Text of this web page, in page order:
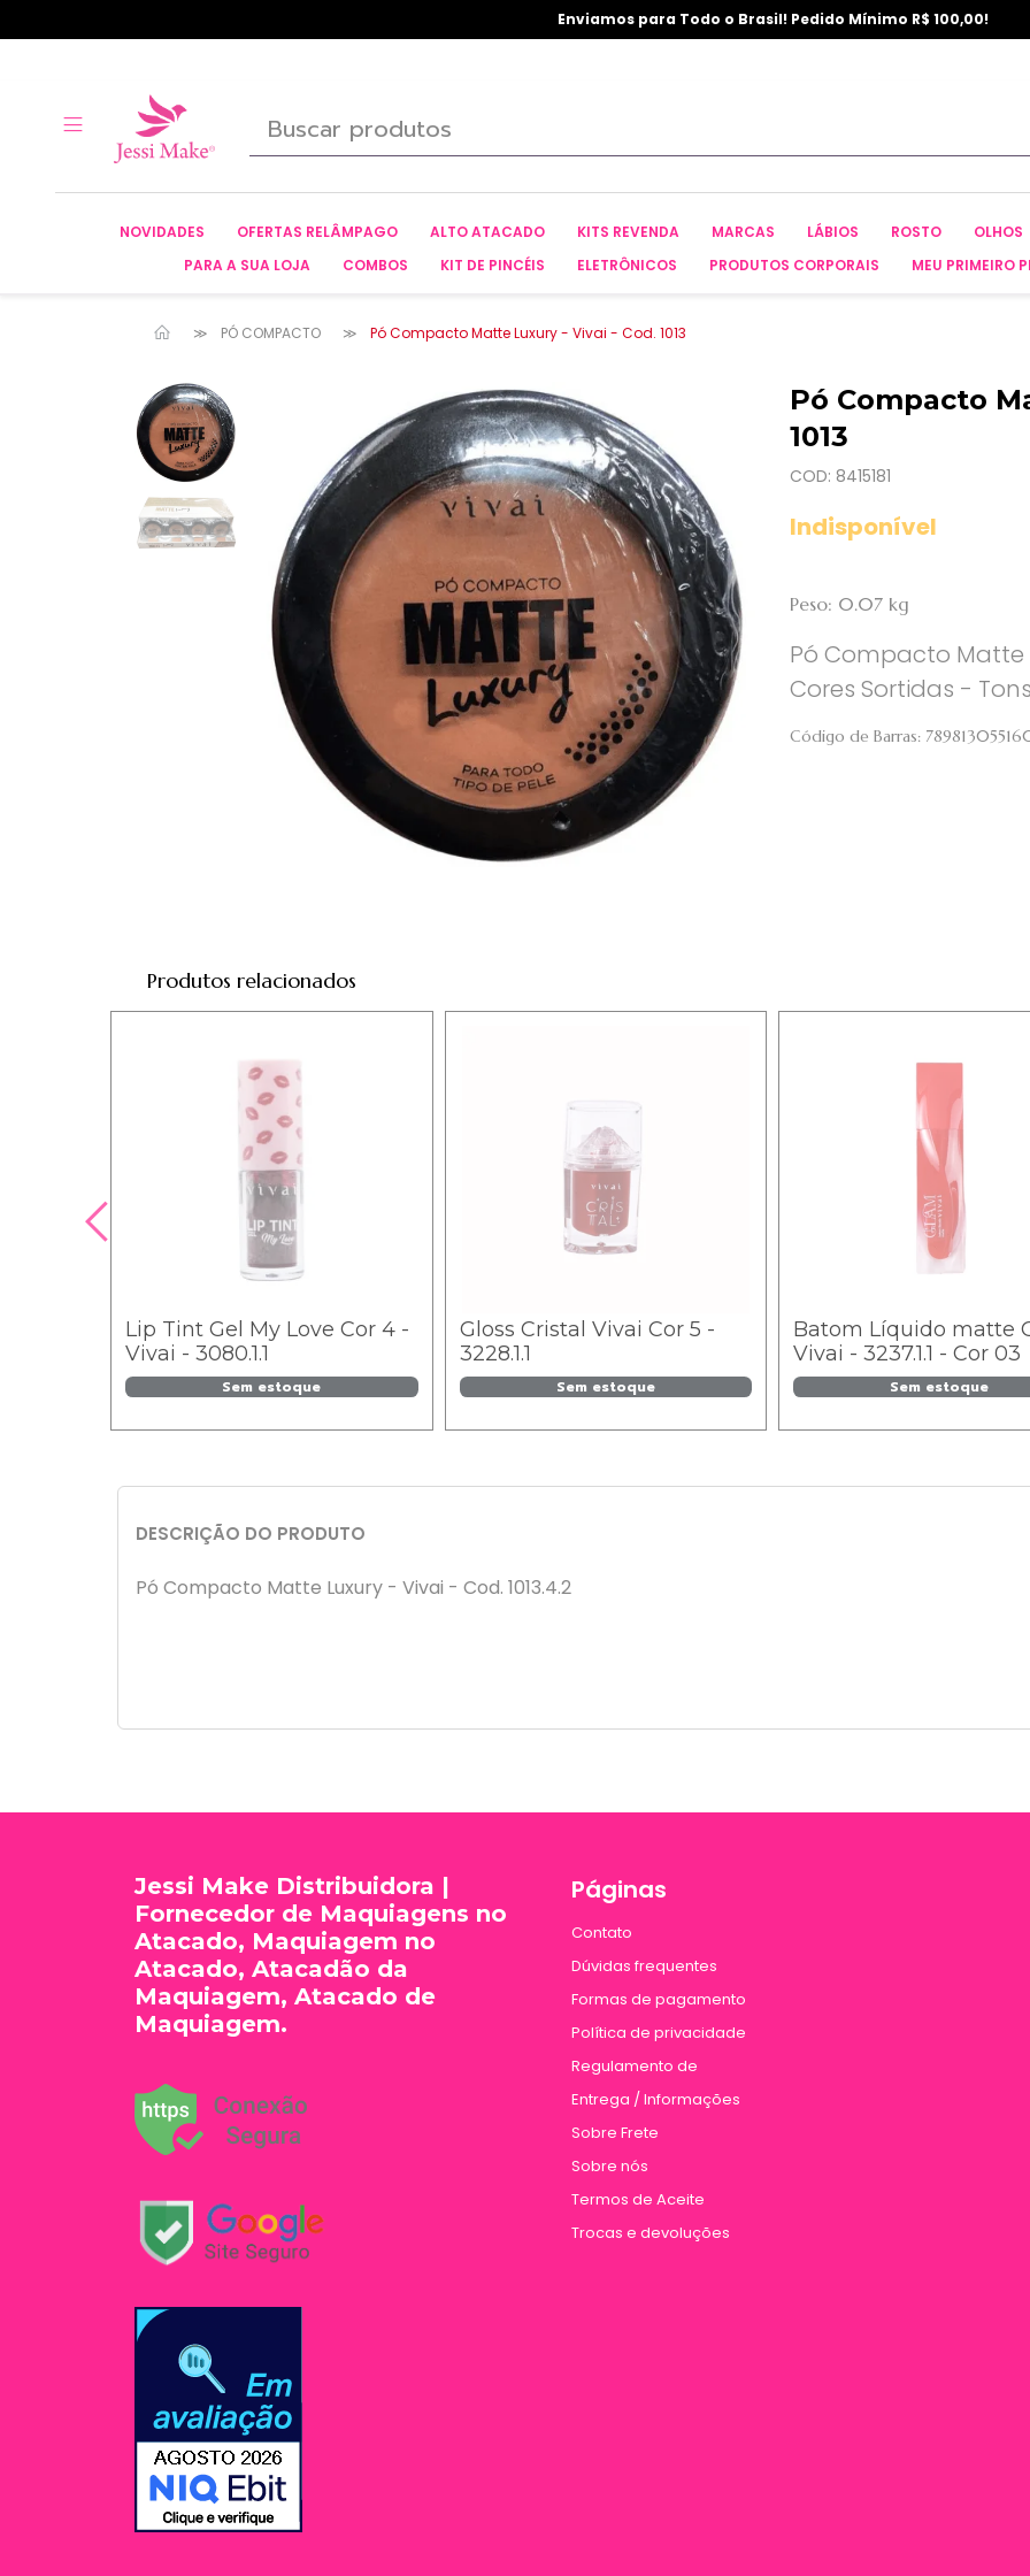
Enviamos para Todo o Brasil! Pedido Mínimo R$ 100,00!
NOVIDADES OFERTAS RELÂMPAGO ALTO ATACADO KITS REVENDA MARCAS LÁBIOS ROSTO OLHOS
PARA A SUA LOJA
COMBOS KIT DE PINCÉIS ELETRÔNICOS PRODUTOS CORPORAIS MEU PRIMEIRO
PÓ COMPACTO Pó Compacto Matte Luxury - Vivai - Cod. 1013
Pó Compacto
1013
COD: 8415181
Indisponível
Peso: 0.07 kg
Pó Compacto Matte
Cores Sortidas -
Código de Barras:
Produtos relacionados
Lip Tint Gel My Love Cor 4 -
Vivai - 3080.1.1
Sem estoque
Gloss Cristal Vivai Cor 5 -
3228.1.1
Sem estoque
Batom Líquido matte
Vivai - 3237.1.1 - Cor 03
Sem estoque
DESCRIÇÃO DO PRODUTO
Pó Compacto Matte Luxury - Vivai - Cod. 1013.4.2
Páginas
Contato
Dúvidas frequentes
Formas de pagamento
Política de privacidade
Regulamento de
Entrega / Informações
Sobre Frete
Sobre nós
Termos de Aceite
Trocas e devoluções
Jessi Make Distribuidora |
Fornecedor de Maquiagens no
Atacado, Maquiagem no
Atacado, Atacadão da
Maquiagem, Atacado de
Maquiagem.